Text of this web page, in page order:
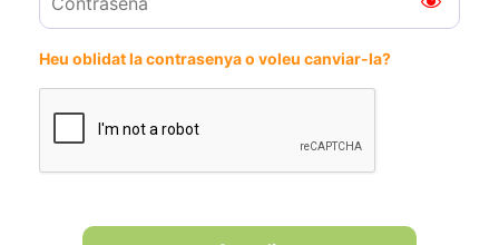
Heu oblidat la contrasenya o voleu canviar-la?